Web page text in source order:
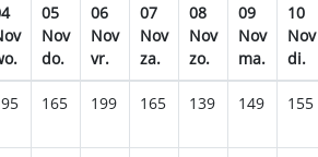
05
Nov
do.
06
Nov
vr.
07
Nov
za.
08
Nov
zo.
09
Nov
ma.
10
Nov
di.
165 199 165 139 149 155